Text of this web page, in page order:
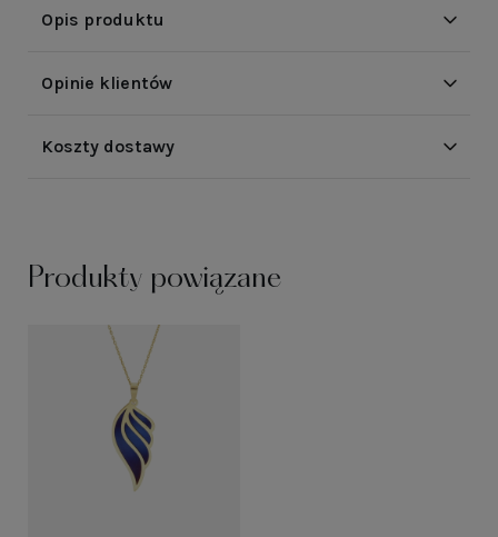
Opis produktu
Opinie klientów
Koszty dostawy
Produkty powiązane